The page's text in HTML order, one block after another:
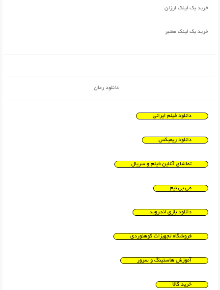
خرید بک لینک ارزان
خرید بک لینک معتبر
دانلود رمان
دانلود فیلم ایرانی
دانلود ریمیکس
تماشای آنلاین فیلم و سریال
می بی نیم
دانلود بازی اندروید
فروشگاه تجهیزات کوهنوردی
آموزش هاستینگ و سرور
خرید کالا